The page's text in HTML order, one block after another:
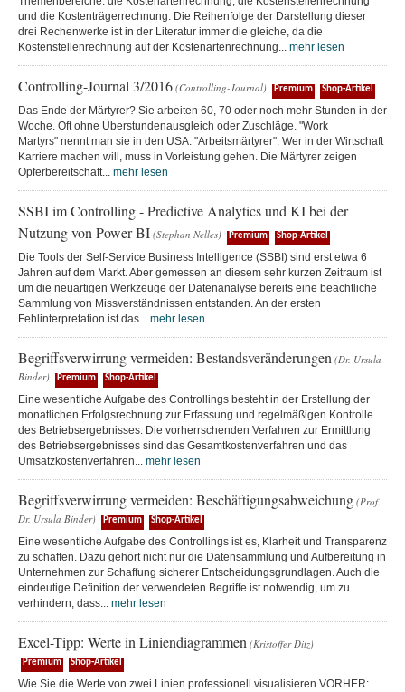
und die Kostenträgerrechnung. Die Reihenfolge der Darstellung dieser
drei Rechenwerke ist in der Literatur immer die gleiche, da die
Kostenstellenrechnung auf der Kostenartenrechnung... mehr lesen
Controlling-Journal 3/2016 (Controlling-Journal) Premium Shop-Artikel
Das Ende der Märtyrer? Sie arbeiten 60, 70 oder noch mehr Stunden in der
Woche. Oft ohne Überstundenausgleich oder Zuschläge. "Work
Martyrs" nennt man sie in den USA: "Arbeitsmärtyrer". Wer in der Wirtschaft
Karriere machen will, muss in Vorleistung gehen. Die Märtyrer zeigen
Opferbereitschaft... mehr lesen
SSBI im Controlling - Predictive Analytics und KI bei der
Nutzung von Power BI (Stephan Nelles) Premium Shop-Artikel
Die Tools der Self-Service Business Intelligence (SSBI) sind erst etwa 6
Jahren auf dem Markt. Aber gemessen an diesem sehr kurzen Zeitraum ist
um die neuartigen Werkzeuge der Datenanalyse bereits eine beachtliche
Sammlung von Missverständnissen entstanden. An der ersten
Fehlinterpretation ist das... mehr lesen
Begriffsverwirrung vermeiden: Bestandsveränderungen (Dr. Ursula
Binder)
Premium Shop-Artikel
Eine wesentliche Aufgabe des Controllings besteht in der Erstellung der
monatlichen Erfolgsrechnung zur Erfassung und regelmäßigen Kontrolle
des Betriebsergebnisses. Die vorherrschenden Verfahren zur Ermittlung
des Betriebsergebnisses sind das Gesamtkostenverfahren und das
Umsatzkostenverfahren... mehr lesen
Begriffsverwirrung vermeiden: Beschäftigungsabweichung (Prof.
Dr. Ursula Binder)
Premium Shop-Artikel
Eine wesentliche Aufgabe des Controllings ist es, Klarheit und Transparenz
zu schaffen. Dazu gehört nicht nur die Datensammlung und Aufbereitung in
Unternehmen zur Schaffung sicherer Entscheidungsgrundlagen. Auch die
eindeutige Definition der verwendeten Begriffe ist notwendig, um zu
verhindern, dass... mehr lesen
Excel-Tipp: Werte in Liniendiagrammen (Kristoffer Ditz)
Premium Shop-Artikel
Wie Sie die Werte von zwei Linien professionell visualisieren VORHER: